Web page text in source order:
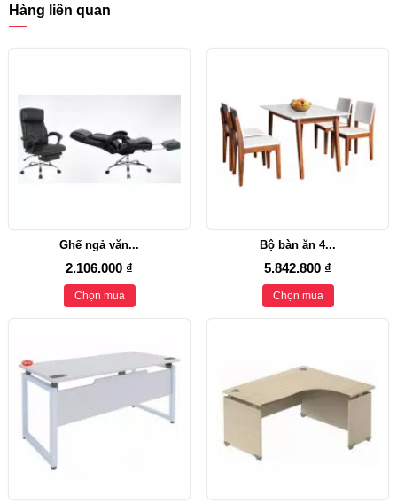
Hàng liên quan
Ghế ngả văn...
2.106.000 ₫
Chọn mua
Bộ bàn ăn 4...
5.842.800 ₫
Chọn mua